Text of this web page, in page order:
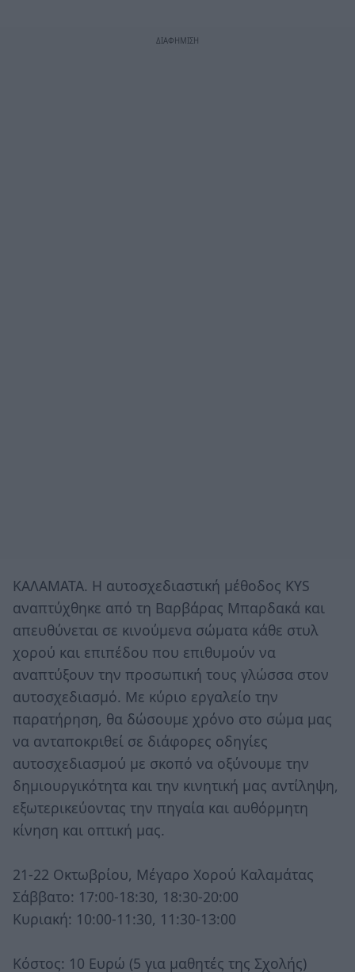
ΚΑΛΑΜΑΤΑ. Η αυτοσχεδιαστική μέθοδος KYS
αναπτύχθηκε από τη Βαρβάρας Μπαρδακά και
απευθύνεται σε κινούμενα σώματα κάθε στυλ
χορού και επιπέδου που επιθυμούν να
αναπτύξουν την προσωπική τους γλώσσα στον
αυτοσχεδιασμό. Με κύριο εργαλείο την
παρατήρηση, θα δώσουμε χρόνο στο σώμα μας
να ανταποκριθεί σε διάφορες οδηγίες
αυτοσχεδιασμού με σκοπό να οξύνουμε την
δημιουργικότητα και την κινητική μας αντίληψη,
εξωτερικεύοντας την πηγαία και αυθόρμητη
κίνηση και οπτική μας.
21-22 Οκτωβρίου, Μέγαρο Χορού Καλαμάτας
Σάββατο: 17:00-18:30, 18:30-20:00
Κυριακή: 10:00-11:30, 11:30-13:00
Κόστος: 10 Ευρώ (5 για μαθητές της Σχολής)